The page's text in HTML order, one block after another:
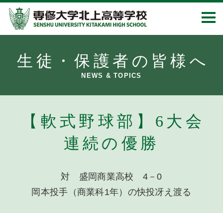
生徒・保護者の皆様へ
NEWS & TOPICS
【軟式野球部】6大会
連続の優勝
対 盛岡商業高校 4－0
岡本投手（商業科1年）の快投冴え渡る